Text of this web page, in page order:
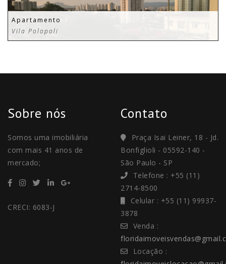
Apartamento
Vila Polopoli
Sobre nós
Somos uma imobiliária
com mais 41 anos de
mercado;
CRECI: 6083-J
Contato
Praça Isai Leiner, 18 - Jd.
Bonfiglioli - 05592-140 -
São Paulo - SP
Telefone : +55 (11)
2714-8500
Celular : +55 (11) 99937-
3878
Venda :
Locação :